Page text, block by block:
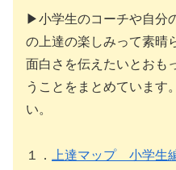
▶小学生のコーチや自分
の上達の楽しみって素晴
面白さを伝えたいとおも
うことをまとめています
い。
１．
上達マップ 小学生